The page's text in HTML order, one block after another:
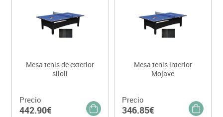
Mesa tenis de exterior
siloli
Precio
442.90€
Mesa tenis interior
Mojave
Precio
346.85€